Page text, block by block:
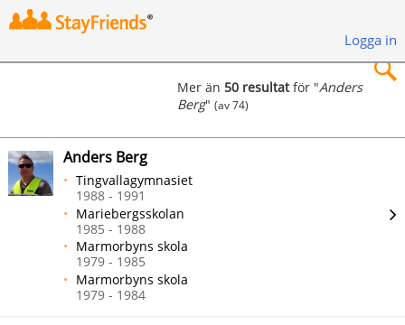
Logga in
Sök
Mer än 50 resultatför "Anders
Berg" (av 74)
Anders Berg
Tingvallagymnasiet
1988 - 1991
Mariebergsskolan
1985 - 1988
Marmorbyns skola
1979 - 1985
Marmorbyns skola
1979 - 1984